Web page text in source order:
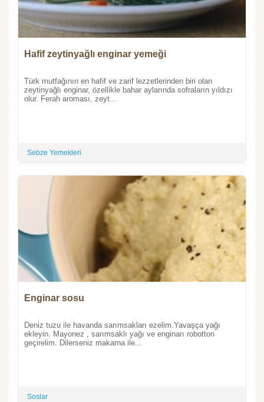
Hafif zeytinyağlı enginar yemeği
Türk mutfağının en hafif ve zarif lezzetlerinden biri olan
zeytinyağlı enginar, özellikle bahar aylarında sofraların yıldızı
olur. Ferah aroması, zeyt...
Sebze Yemekleri
Enginar sosu
Deniz tuzu ile havanda sarımsakları ezelim.Yavaşça yağı
ekleyin. Mayonez , sarımsaklı yağı ve enginarı robotton
geçirelim. Dilerseniz makarna ile...
Soslar